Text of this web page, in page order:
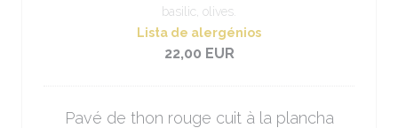
basilic, olives.
Lista de alergénios
22,00 EUR
Pavé de thon rouge cuit à la plancha